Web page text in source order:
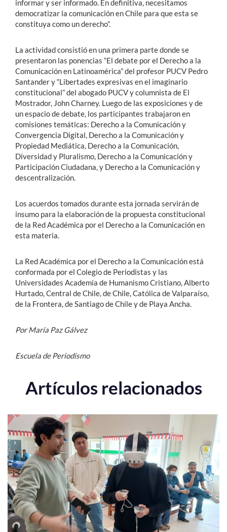
informar y ser informado. En definitiva, necesitamos
democratizar la comunicación en Chile para que esta se
constituya como un derecho”.
La actividad consistió en una primera parte donde se
presentaron las ponencias “El debate por el Derecho a la
Comunicación en Latinoamérica” del profesor PUCV Pedro
Santander y “Libertades expresivas en el imaginario
constitucional” del abogado PUCV y columnista de El
Mostrador, John Charney. Luego de las exposiciones y de
un espacio de debate, los participantes trabajaron en
comisiones temáticas: Derecho a la Comunicación y
Convergencia Digital, Derecho a la Comunicación y
Propiedad Mediática, Derecho a la Comunicación,
Diversidad y Pluralismo, Derecho a la Comunicación y
Participación Ciudadana, y Derecho a la Comunicación y
descentralización.
Los acuerdos tomados durante esta jornada servirán de
insumo para la elaboración de la propuesta constitucional
de la Red Académica por el Derecho a la Comunicación en
esta materia.
La Red Académica por el Derecho a la Comunicación está
conformada por el Colegio de Periodistas y las
Universidades Academia de Humanismo Cristiano, Alberto
Hurtado, Central de Chile, de Chile, Católica de Valparaíso,
de la Frontera, de Santiago de Chile y de Playa Ancha.
Por María Paz Gálvez
Escuela de Periodismo
Artículos relacionados